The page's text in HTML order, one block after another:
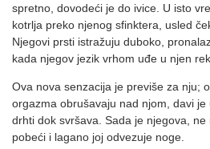
spretno, dovodeći je do ivice. U isto
kotrlja preko njenog sfinktera, usled
Njegovi prsti istražuju duboko,
kada njegov jezik vrhom uđe u njen
Ova nova senzacija je previše za nju;
orgazma obrušavaju nad njom, davi
drhti dok svršava. Sada je njegova,
pobeći i lagano joj odvezuje noge.